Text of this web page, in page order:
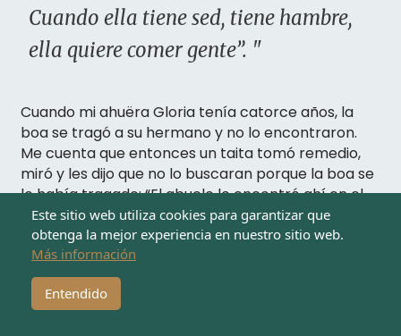
Cuando ella tiene sed, tiene hambre,
ella quiere comer gente”. "
Cuando mi ahuëra Gloria tenía catorce años, la
boa se tragó a su hermano y no lo encontraron.
Me cuenta que entonces un taita tomó remedio,
miró y les dijo que no lo buscaran porque la boa se
lo había tragado: “El abuelo lo encontró ahí en el
remolino, a mi hermanito, y lo llevó a la casa, a la
casa de él, al puerto. Dijo que iba a traer la pala y
una yaripita (guadua esterilla) para envolverlo,
para enterrarlo. Cuando el abuelo llegó otra vez,
ya no estaba, y cuando fue a mirar otra vez, ahí lo
Este sitio web utiliza cookies para garantizar que
obtenga la mejor experiencia en nuestro sitio web.
Más información
Entendido